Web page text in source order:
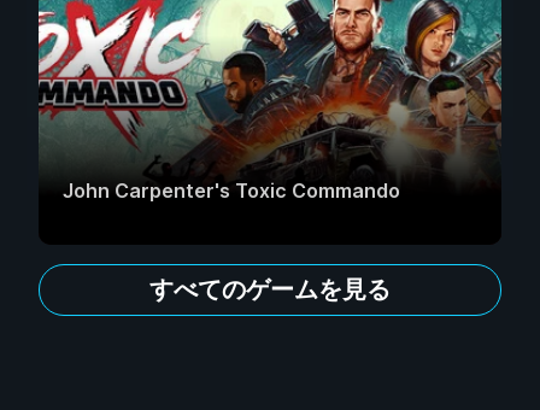
John Carpenter's Toxic Commando
すべてのゲームを見る